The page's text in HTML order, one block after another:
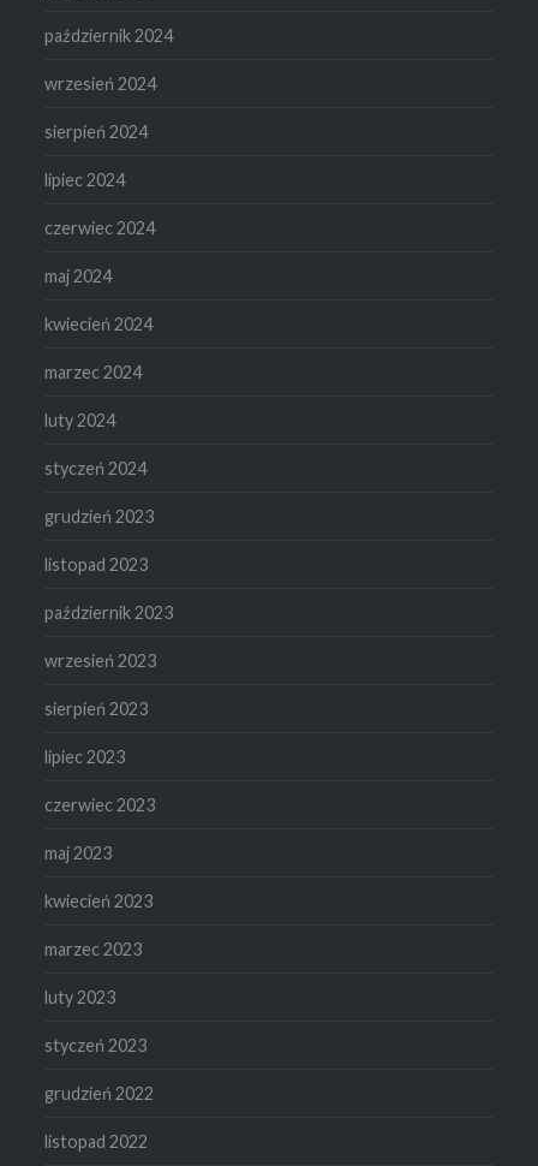
październik 2024
wrzesień 2024
sierpień 2024
lipiec 2024
czerwiec 2024
maj 2024
kwiecień 2024
marzec 2024
luty 2024
styczeń 2024
grudzień 2023
listopad 2023
październik 2023
wrzesień 2023
sierpień 2023
lipiec 2023
czerwiec 2023
maj 2023
kwiecień 2023
marzec 2023
luty 2023
styczeń 2023
grudzień 2022
listopad 2022